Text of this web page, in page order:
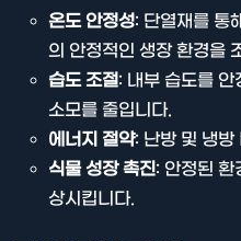
온도 안정성: 단열재를 통
의 안정적인 생장 환경을
습도 조절: 내부 습도를
소모를 줄입니다.
에너지 절약: 난방 및 냉방
식물 성장 촉진: 안정된 환
상시킵니다.